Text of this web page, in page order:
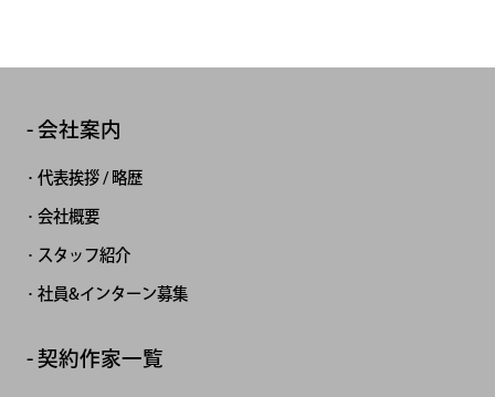
会社案内
代表挨拶 / 略歴
会社概要
スタッフ紹介
社員&インターン募集
契約作家一覧